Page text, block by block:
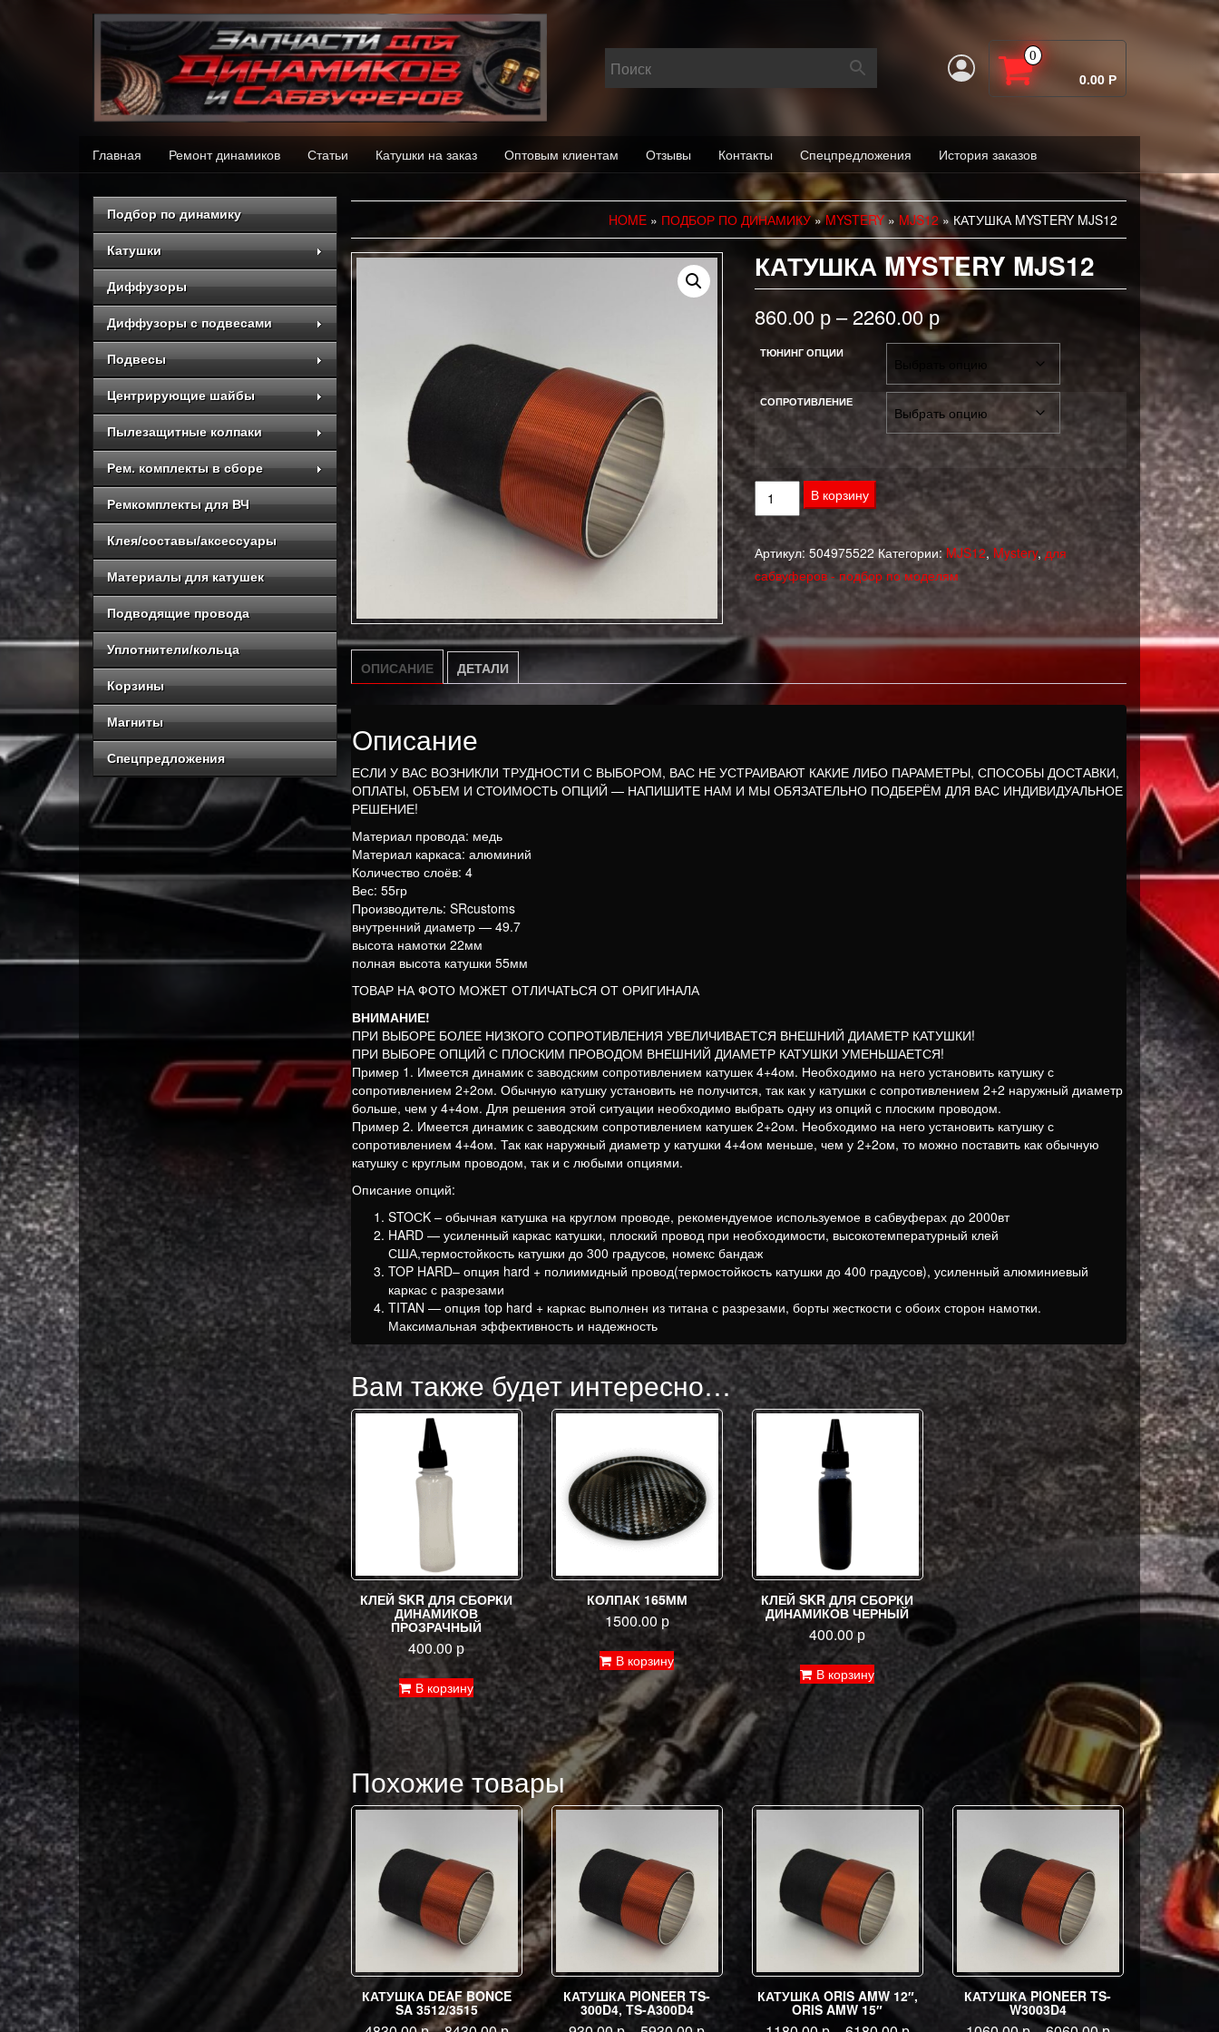
0
0.00 Р
Главная Ремонт динамиков Статьи Катушки на заказ Оптовым клиентам Отзывы Контакты Спецпредложения История заказов
Подбор по динамику
Катушки
Диффузоры
Диффузоры с подвесами
Подвесы
Центрирующие шайбы
Пылезащитные колпаки
Рем. комплекты в сборе
Ремкомплекты для ВЧ
Клея/составы/аксессуары
Материалы для катушек
Подводящие провода
Уплотнители/кольца
Корзины
Магниты
Спецпредложения
HOME » ПОДБОР ПО ДИНАМИКУ»MYSTERY» MJS12» КАТУШКА MYSTERY MJS12
КАТУШКА MYSTERY MJS12
860.00 р–2260.00р
ТЮНИНГ ОПЦИИ
СОПРОТИВЛЕНИЕ
Количество
товара
Катушка
mystery
MJS12
В корзину
Артикул:504975522 Категории:MJS12, Mystery, для
сабвуферов - подбор по моделям
ОПИСАНИЕ ДЕТАЛИ
Описание
ЕСЛИ У ВАС ВОЗНИКЛИ ТРУДНОСТИ С ВЫБОРОМ, ВАС НЕ УСТРАИВАЮТ КАКИЕ ЛИБО ПАРАМЕТРЫ, СПОСОБЫ ДОСТАВКИ,
ОПЛАТЫ, ОБЪЕМ И СТОИМОСТЬ ОПЦИЙ — НАПИШИТЕ НАМ И МЫ ОБЯЗАТЕЛЬНО ПОДБЕРЁМ ДЛЯ ВАС ИНДИВИДУАЛЬНОЕ
РЕШЕНИЕ!
Материал провода: медь
Материал каркаса: алюминий
Количество слоёв: 4
Вес: 55гр
Производитель: SRcustoms
внутренний диаметр — 49.7
высота намотки 22мм
полная высота катушки 55мм
ТОВАР НА ФОТО МОЖЕТ ОТЛИЧАТЬСЯ ОТ ОРИГИНАЛА
ВНИМАНИЕ!
ПРИ ВЫБОРЕ БОЛЕЕ НИЗКОГО СОПРОТИВЛЕНИЯ УВЕЛИЧИВАЕТСЯ ВНЕШНИЙ ДИАМЕТР КАТУШКИ!
ПРИ ВЫБОРЕ ОПЦИЙ С ПЛОСКИМ ПРОВОДОМ ВНЕШНИЙ ДИАМЕТР КАТУШКИ УМЕНЬШАЕТСЯ!
Пример 1. Имеется динамик с заводским сопротивлением катушек 4+4ом. Необходимо на него установить катушку с
сопротивлением 2+2ом. Обычную катушку установить не получится, так как у катушки с сопротивлением 2+2 наружный диаметр
больше, чем у 4+4ом. Для решения этой ситуации необходимо выбрать одну из опций с плоским проводом.
Пример 2. Имеется динамик с заводским сопротивлением катушек 2+2ом. Необходимо на него установить катушку с
сопротивлением 4+4ом. Так как наружный диаметр у катушки 4+4ом меньше, чем у 2+2ом, то можно поставить как обычную
катушку с круглым проводом, так и с любыми опциями.
Описание опций:
STOСK – обычная катушка на круглом проводе, рекомендуемое используемое в сабвуферах до 2000вт
HARD — усиленный каркас катушки, плоский провод при необходимости, высокотемпературный клей
США,термостойкость катушки до 300 градусов, номекс бандаж
TOP HARD– опция hard + полиимидный провод(термостойкость катушки до 400 градусов), усиленный алюминиевый
каркас с разрезами
TITAN — опция top hard + каркас выполнен из титана с разрезами, борты жесткости с обоих сторон намотки.
Максимальная эффективность и надежность
Вам также будет интересно…
КЛЕЙ SKR ДЛЯ СБОРКИ
ДИНАМИКОВ
ПРОЗРАЧНЫЙ
400.00р
В корзину
КОЛПАК 165ММ
1500.00р
В корзину
КЛЕЙ SKR ДЛЯ СБОРКИ
ДИНАМИКОВ ЧЕРНЫЙ
400.00р
В корзину
Похожие товары
КАТУШКА DEAF BONCE
SA 3512/3515
КАТУШКА PIONEER TS-
300D4, TS-A300D4
КАТУШКА ORIS AMW 12″,
ORIS AMW 15″
КАТУШКА PIONEER TS-
W3003D4